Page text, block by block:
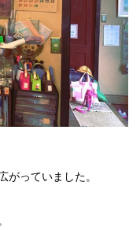
っていました。